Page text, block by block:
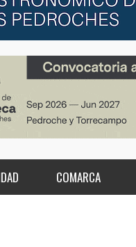
COMARCA